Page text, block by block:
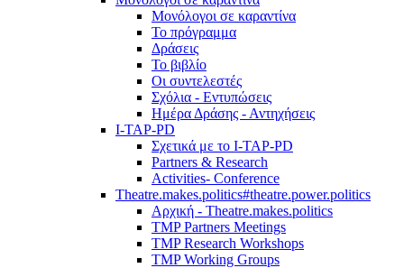
Μονόλογοι σε καραντίνα
Το πρόγραμμα
Δράσεις
Το βιβλίο
Οι συντελεστές
Σχόλια - Εντυπώσεις
Ημέρα Δράσης - Αντηχήσεις
I-TAP-PD
Σχετικά με το I-TAP-PD
Partners & Research
Activities- Conference
Theatre.makes.politics#theatre.power.politics
Αρχική - Theatre.makes.politics
TMP Partners Meetings
TMP Research Workshops
TMP Working Groups